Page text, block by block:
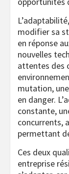
modifier sa
en réponse
nouvelles
attentes des
mutation,
en danger.
constante,
concurrents,
permettant
Ces deux
entreprise